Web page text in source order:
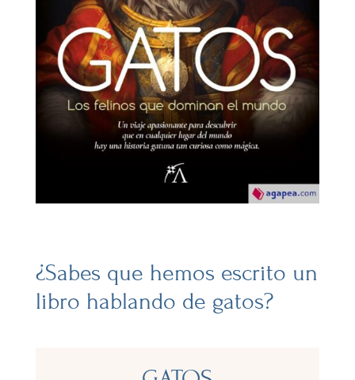
¿Sabes que hemos escrito un
libro hablando de gatos?